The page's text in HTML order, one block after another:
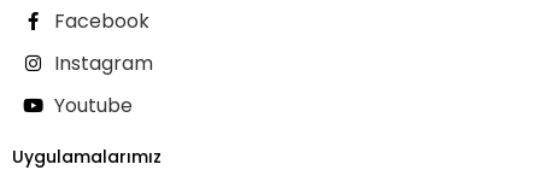
Facebook
Instagram
Youtube
Uygulamalarımız